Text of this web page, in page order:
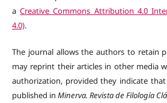
aCreative Commons Attribution 4.0
4.0).
The journal allows the authors to retain
may reprint their articles in other media
authorization, provided they indicate
published in Minerva. Revista de Filología